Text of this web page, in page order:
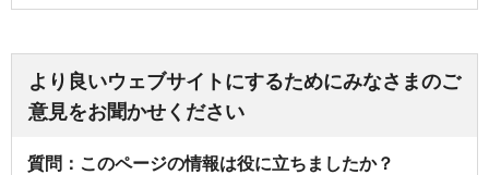
より良いウェブサイトにするためにみなさまのご
意見をお聞かせください
質問：このページの情報は役に立ちましたか？